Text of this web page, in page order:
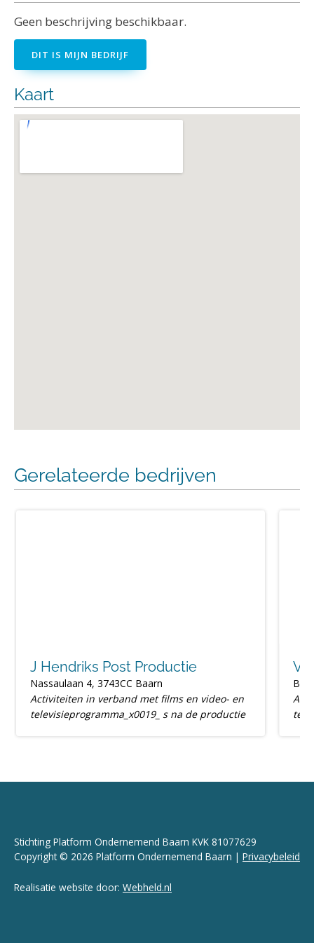
Geen beschrijving beschikbaar.
DIT IS MIJN BEDRIJF
Kaart
Gerelateerde bedrijven
J Hendriks Post Productie
Nassaulaan 4, 3743CC Baarn
Activiteiten in verband met films en video- en
televisieprogramma_x0019_ s na de productie
Stichting Platform Ondernemend Baarn KVK 81077629
Copyright © 2026 Platform Ondernemend Baarn | Privacybeleid
Realisatie website door: Webheld.nl